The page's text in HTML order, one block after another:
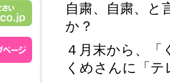
自粛、自粛、
か？
４月末から、「
くめさんに「